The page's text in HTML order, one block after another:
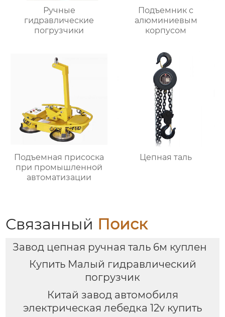
Ручные
гидравлические
погрузчики
Подъемник с
алюминиевым
корпусом
Подъемная присоска
при промышленной
автоматизации
Цепная таль
Связанный Поиск
Завод цепная ручная таль 6м куплен
Купить Малый гидравлический
погрузчик
Китай завод автомобиля
электрическая лебедка 12v купить